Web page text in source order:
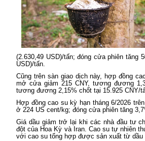
(2.630,49 USD)/tấn; đóng cửa phiên tăng
USD)/tấn.
Cũng trên sàn giao dịch này, hợp đồng
mở cửa giảm 215 CNY, tương đương
tương đương 2,15% chốt tại 15.925 CNY/
Hợp đồng cao su kỳ hạn tháng 6/2026
ở 224 US cent/kg; đóng cửa phiên tăng
Giá dầu giảm trở lại khi các nhà đầu tư
đột của Hoa Kỳ và Iran. Cao su tự nhiên
với cao su tổng hợp được sản xuất từ dầu